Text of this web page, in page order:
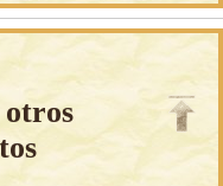
otros